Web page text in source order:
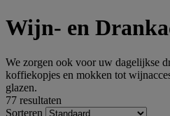
Wijn- en
We zorgen ook voor uw dagelijkse
koffiekopjes en mokken tot
glazen.
77 resultaten
Sorteren